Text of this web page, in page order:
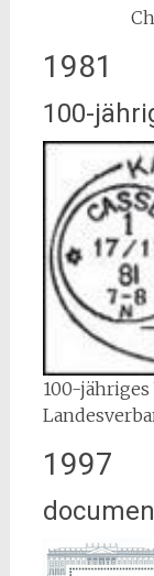
1981
100-
100-
1997